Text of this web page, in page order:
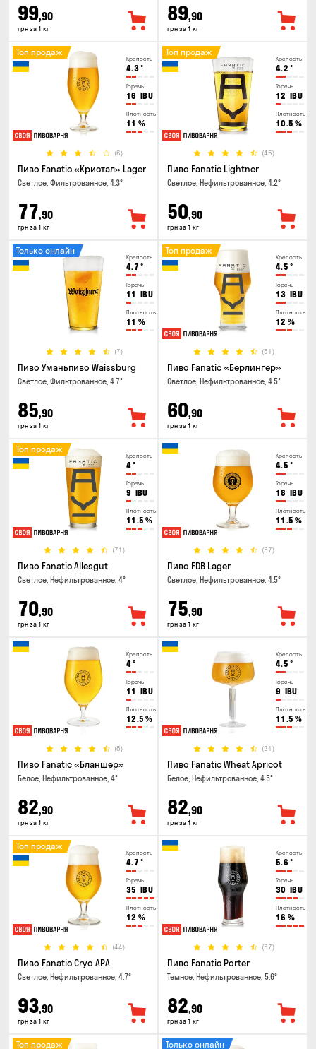
99,90
грн за 1 кг
89,90
грн за 1 кг
Крепость
4.3°
Горечь
16 IBU
Плотность
11 %
(6)
Топ продаж
Пиво Fanatic «Кристал» Lager
Светлое, Фильтрованное, 4.3°
77,90
грн за 1 кг
Крепость
4.2 °
Горечь
12 IBU
Плотность
10.5 %
(45)
Топ продаж
Пиво Fanatic Lightner
Светлое, Нефильтрованное, 4.2°
50,90
грн за 1 кг
Крепость
4.7 °
Горечь
11 IBU
Плотность
11 %
(7)
Только онлайн
Пиво Уманьпиво Waissburg
Светлое, Фильтрованное, 4.7°
85,90
грн за 1 кг
Крепость
4.5 °
Горечь
13 IBU
Плотность
12 %
(51)
Топ продаж
Пиво Fanatic «Берлингер»
Светлое, Нефильтрованное, 4.5°
60,90
грн за 1 кг
Крепость
4°
Горечь
9 IBU
Плотность
11.5 %
(71)
Топ продаж
Пиво Fanatic Allesgut
Светлое, Нефильтрованное, 4°
70,90
грн за 1 кг
Крепость
4.5 °
Горечь
18 IBU
Плотность
11.5 %
(57)
Пиво FDB Lager
Светлое, Нефильтрованное, 4.5°
75,90
грн за 1 кг
Крепость
4°
Горечь
11 IBU
Плотность
12.5 %
(8)
Пиво Fanatic «Бланшер»
Белое, Нефильтрованное, 4°
82,90
грн за 1 кг
Крепость
4.5 °
Горечь
9 IBU
Плотность
11.5 %
(21)
Пиво Fanatic Wheat Apricot
Белое, Нефильтрованное, 4.5°
82,90
грн за 1 кг
Крепость
4.7 °
Горечь
35 IBU
Плотность
12 %
(44)
Топ продаж
Пиво Fanatic Cryo APA
Светлое, Нефильтрованное, 4.7°
93,90
грн за 1 кг
Крепость
5.6 °
Горечь
30 IBU
Плотность
16 %
(57)
Пиво Fanatic Porter
Темное, Нефильтрованное, 5.6°
82,90
грн за 1 кг
Топ продаж Только онлайн